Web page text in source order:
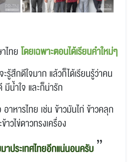
ไทยโดยเฉพาะตอนได้เรียนคำใหม่ๆ
รู้สึกดีใจมาก แล้วก็ได้เรียนรู้ว่าคน
มีน้ำใจ และก็น่ารัก
หารไทย เช่น ข้าวมันไก่ ข้าวคลุก
าวไข่ดาวทรงเครื่อง
ประเทศไทยอีกแน่นอนครับ ”